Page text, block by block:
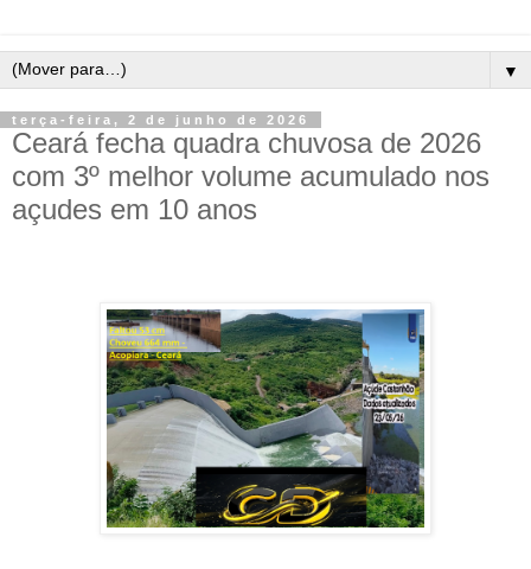
▼
terça-feira, 2 de junho de 2026
Ceará fecha quadra chuvosa de 2026
com 3º melhor volume acumulado nos
açudes em 10 anos